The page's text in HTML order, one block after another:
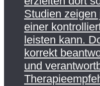
Studien
einer
leisten kann.
korrekt
und